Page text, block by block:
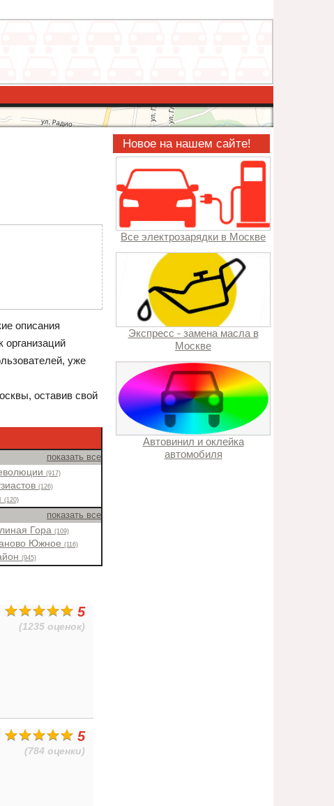
описания
уже
оставив свой
показать все
(917)
(126)
(120)
показать все
Гора(109)
Южное(116)
(945)
5
(1235 оценок)
5
(784 оценки)
Новое на нашем сайте!
Все электрозарядки в Москве
Экспресс - замена масла в
Москве
Автовинил и оклейка
автомобиля